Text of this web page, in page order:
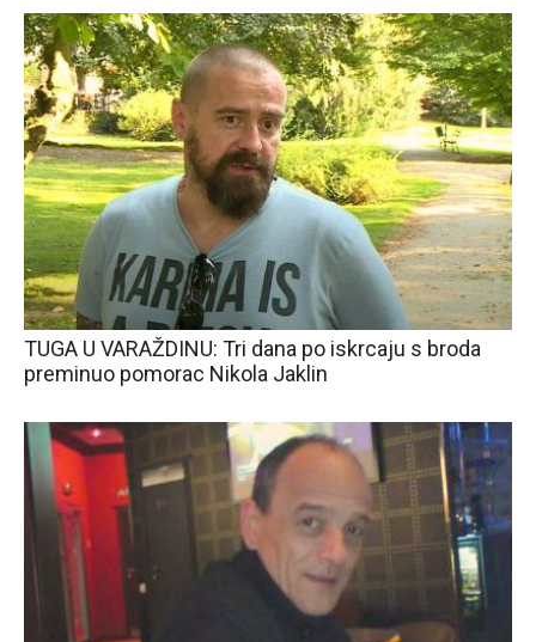
TUGA U VARAŽDINU: Tri dana po iskrcaju s broda
preminuo pomorac Nikola Jaklin